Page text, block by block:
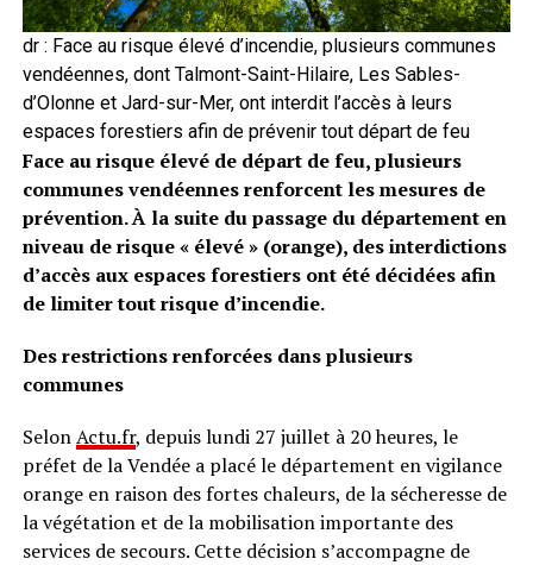
dr : Face au risque élevé d’incendie, plusieurs communes
vendéennes, dont Talmont-Saint-Hilaire, Les Sables-
d’Olonne et Jard-sur-Mer, ont interdit l’accès à leurs
espaces forestiers afin de prévenir tout départ de feu
Face au risque élevé de départ de feu, plusieurs
communes vendéennes renforcent les mesures de
prévention. À la suite du passage du département en
niveau de risque « élevé » (orange), des interdictions
d’accès aux espaces forestiers ont été décidées afin
de limiter tout risque d’incendie.
Des restrictions renforcées dans plusieurs
communes
SelonActu.fr, depuis lundi 27 juillet à 20 heures, le
préfet de la Vendée a placé le département en vigilance
orange en raison des fortes chaleurs, de la sécheresse de
la végétation et de la mobilisation importante des
services de secours. Cette décision s’accompagne de